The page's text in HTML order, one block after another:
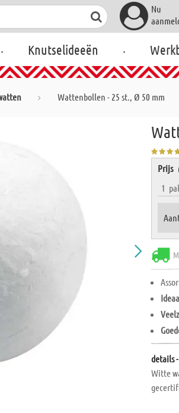
Nu
. Knutselideeën .
Wattenbollen - 25 st., Ø 50 mm
Prijs
1
details -
Witte